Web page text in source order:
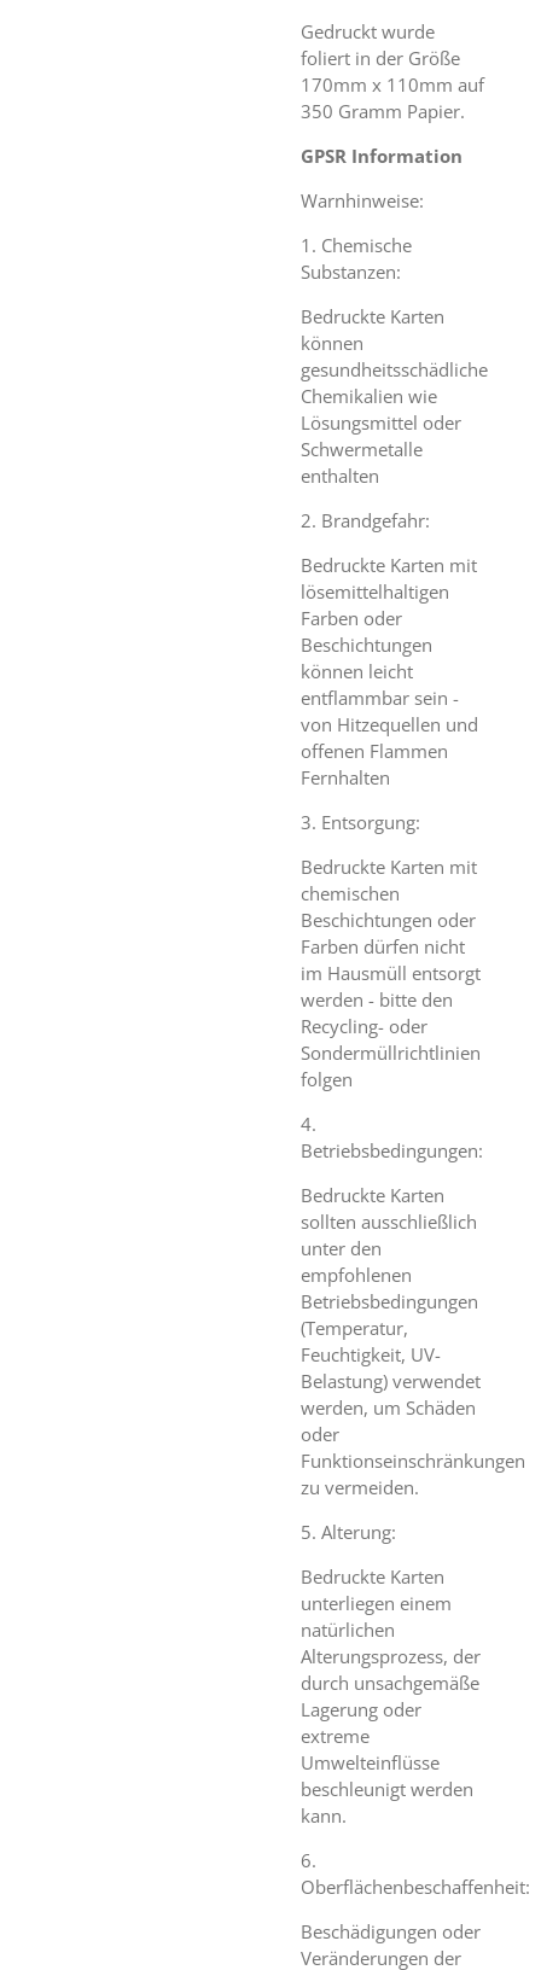
Gedruckt wurde
foliert in der Größe
170mm x 110mm auf
350 Gramm Papier.
GPSR Information
Warnhinweise:
1. Chemische
Substanzen:
Bedruckte Karten
können
gesundheitsschädliche
Chemikalien wie
Lösungsmittel oder
Schwermetalle
enthalten
2. Brandgefahr:
Bedruckte Karten mit
lösemittelhaltigen
Farben oder
Beschichtungen
können leicht
entflammbar sein -
von Hitzequellen und
offenen Flammen
Fernhalten
3. Entsorgung:
Bedruckte Karten mit
chemischen
Beschichtungen oder
Farben dürfen nicht
im Hausmüll entsorgt
werden - bitte den
Recycling- oder
Sondermüllrichtlinien
folgen
4.
Betriebsbedingungen:
Bedruckte Karten
sollten ausschließlich
unter den
empfohlenen
Betriebsbedingungen
(Temperatur,
Feuchtigkeit, UV-
Belastung) verwendet
werden, um Schäden
oder
Funktionseinschränkungen
zu vermeiden.
5. Alterung:
Bedruckte Karten
unterliegen einem
natürlichen
Alterungsprozess, der
durch unsachgemäße
Lagerung oder
extreme
Umwelteinflüsse
beschleunigt werden
kann.
6.
Oberflächenbeschaffenheit:
Beschädigungen oder
Veränderungen der